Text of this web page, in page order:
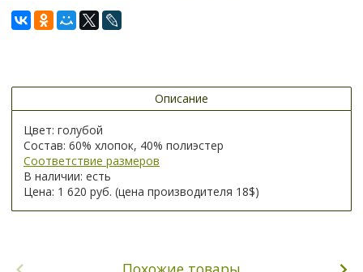
Описание
Цвет: голубой
Состав: 60% хлопок, 40% полиэстер
Соответствие размеров
В наличии: есть
Цена: 1 620 руб. (цена производителя 18$)